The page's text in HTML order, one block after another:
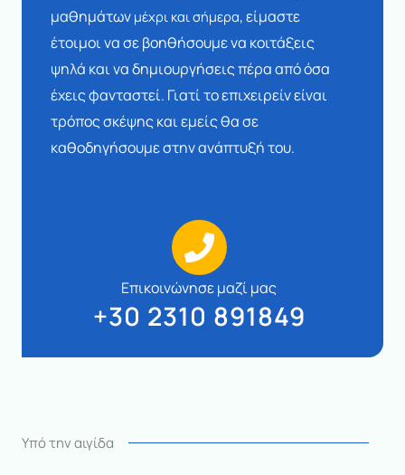
μαθημάτων μέχρι και σήμερα, είμαστε
έτοιμοι να σε βοηθήσουμε να κοιτάξεις
ψηλά και να δημιουργήσεις πέρα από όσα
έχεις φανταστεί. Γιατί το επιχειρείν είναι
τρόπος σκέψης και εμείς θα σε
καθοδηγήσουμε στην ανάπτυξή του.
Επικοινώνησε μαζί μας
+30 2310 891849
Υπό την αιγίδα